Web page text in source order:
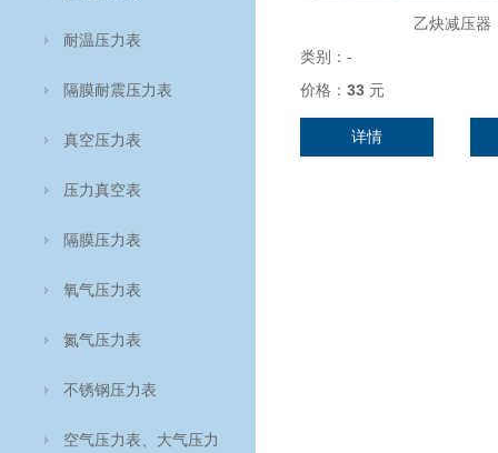
乙炔减压器
类别： -
价格： 33 元
详情
耐温压力表
隔膜耐震压力表
真空压力表
压力真空表
隔膜压力表
氧气压力表
氮气压力表
不锈钢压力表
空气压力表、大气压力